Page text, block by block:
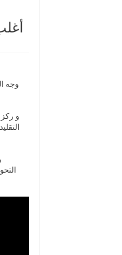
وجه
و